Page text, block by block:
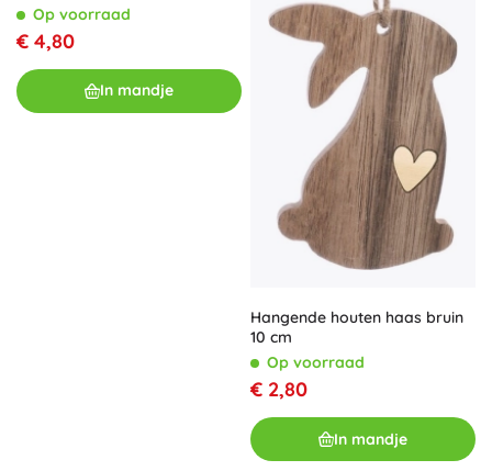
Op voorraad
€ 4,80
In mandje
Hangende houten haas bruin
10 cm
Op voorraad
€ 2,80
In mandje